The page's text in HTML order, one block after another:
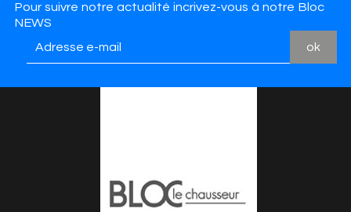
Pour suivre notre actualité incrivez-vous à notre Bloc
NEWS